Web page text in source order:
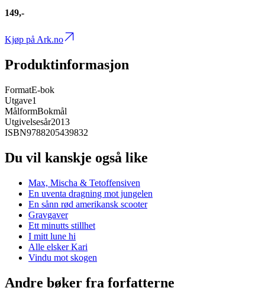
149,-
Kjøp på Ark.no
Produktinformasjon
FormatE-bok
Utgave1
MålformBokmål
Utgivelsesår2013
ISBN9788205439832
Du vil kanskje også like
Max, Mischa & Tetoffensiven
En uventa dragning mot jungelen
En sånn rød amerikansk scooter
Gravgaver
Ett minutts stillhet
I mitt lune hi
Alle elsker Kari
Vindu mot skogen
Andre bøker fra forfatterne